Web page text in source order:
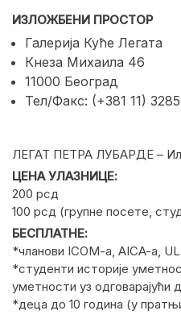
ИЗЛОЖБЕНИ ПРОСТОР
Галерија Куће Легата
Кнеза Михаила 46
11000 Београд
Тел/Факс: (+381 11)
ЛЕГАТ ПЕТРА ЛУБАРДЕ –
ЦЕНА УЛАЗНИЦЕ:
200 рсд
100 рсд (групне посете,
БЕСПЛАТНЕ:
*чланови ICOM-a, AICA-a,
*студенти историје
уметности уз одговарајући
*деца до 10 година (у